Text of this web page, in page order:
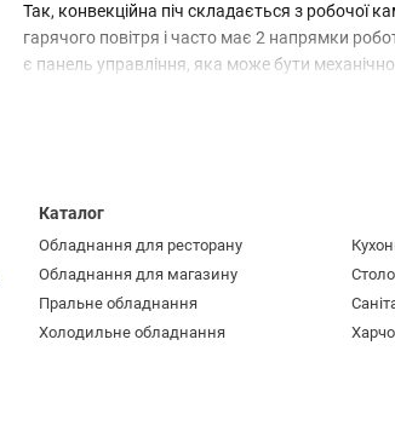
Так, конвекційна піч складається з робочої
гарячого повітря і часто має 2 напрямки
є панель управління, яка може бути
Вища надійність
Сенсорне управління може дати збій навіть
цьому механічна панель управління не лише
В інтернет-магазині Євромаркет ви можете
можна використовувати в кафе, ресторанах
Каталог
Обладнання для ресторану
Обладнання для магазину
Пральне обладнання
Холодильне обладнання